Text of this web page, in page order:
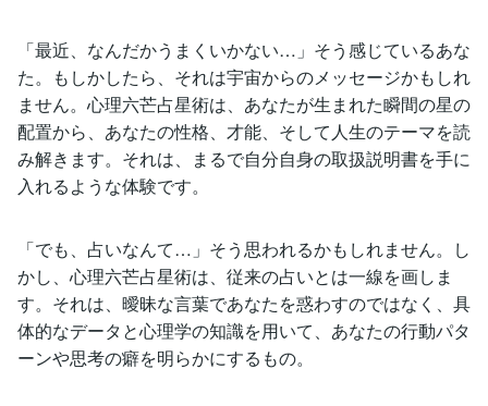
「最近、なんだかうまくいかない…」そう感じているあな
た。もしかしたら、それは宇宙からのメッセージかもしれ
ません。心理六芒占星術は、あなたが生まれた瞬間の星の
配置から、あなたの性格、才能、そして人生のテーマを読
み解きます。それは、まるで自分自身の取扱説明書を手に
入れるような体験です。
「でも、占いなんて…」そう思われるかもしれません。し
かし、心理六芒占星術は、従来の占いとは一線を画しま
す。それは、曖昧な言葉であなたを惑わすのではなく、具
体的なデータと心理学の知識を用いて、あなたの行動パタ
ーンや思考の癖を明らかにするもの。